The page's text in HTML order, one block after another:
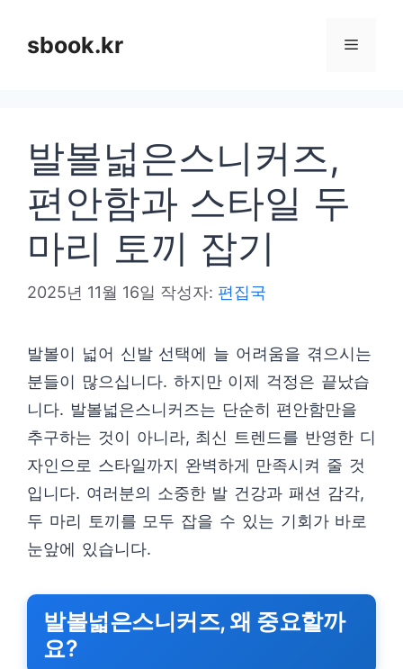
sbook.kr 메
발볼넓은스니커즈,
편안함과 스타일 두
마리 토끼 잡기
2025년 11월 16일 작성자: 편집국
발볼이 넓어 신발 선택에 늘 어려움을 겪으시는
분들이 많으십니다. 하지만 이제 걱정은 끝났습
니다. 발볼넓은스니커즈는 단순히 편안함만을
추구하는 것이 아니라, 최신 트렌드를 반영한 디
자인으로 스타일까지 완벽하게 만족시켜 줄 것
입니다. 여러분의 소중한 발 건강과 패션 감각,
두 마리 토끼를 모두 잡을 수 있는 기회가 바로
눈앞에 있습니다.
발볼넓은스니커즈, 왜 중요할까
요?